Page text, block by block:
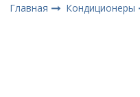
Главная Кондиционеры